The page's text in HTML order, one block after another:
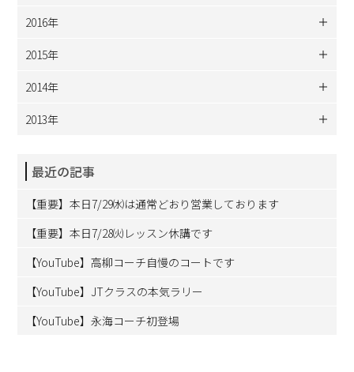
2016年
2015年
2014年
2013年
最近の記事
【重要】本日7/29㈬は通常どおり営業しております
【重要】本日7/28㈫レッスン休講です
【YouTube】高柳コーチ自慢のコートです
【YouTube】JTクラスの本気ラリー
【YouTube】永海コーチ初登場